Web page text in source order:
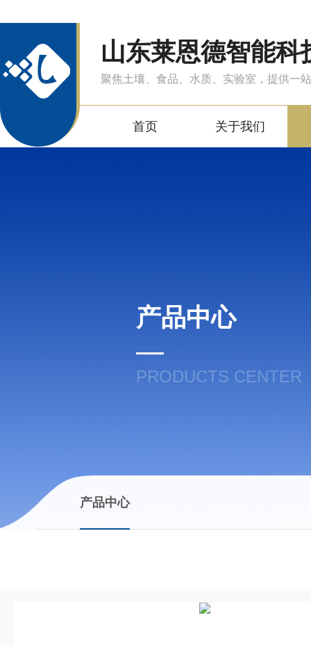
山东莱恩德智能科
聚焦土壤、食品、水质、实验室，提供一
首页 关于我们
产品中心
PRODUCTS CENTER
产品中心